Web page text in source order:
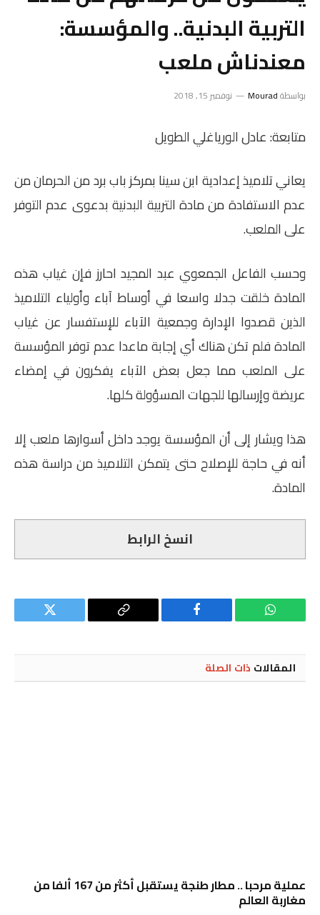
التربية البدنية.. والمؤسسة:
معندناش ملعب
بواسطةMourad نوفمبر 15, 2018
متابعة: عادل الورياغلي الطويل
يعاني تلاميذ إعدادية ابن سينا بمركز باب برد من الحرمان من
عدم الاستفادة من مادة التربية البدنية بدعوى عدم التوفر
على الملعب.
وحسب الفاعل الجمعوي عبد المجيد احارز فإن غياب هذه
المادة خلقت جدلا واسعا في أوساط آباء وأولياء التلاميذ
الذين قصدوا الإدارة وجمعية الآباء للإستفسار عن غياب
المادة فلم تكن هناك أي إجابة ماعدا عدم توفر المؤسسة
على الملعب مما جعل بعض الآباء يفكرون في إمضاء
عريضة وإرسالها للجهات المسؤولة كلها.
هذا ويشار إلى أن المؤسسة يوجد داخل أسوارها ملعب إلا
أنه في حاجة للإصلاح حتى يتمكن التلاميذ من دراسة هذه
المادة.
انسخ الرابط
واتساب فيسبوك
Copy
تويتر
المقالات ذات الصلة
عملية مرحبا .. مطار طنجة يستقبل أكثر من 167 ألفا من
مغاربة العالم